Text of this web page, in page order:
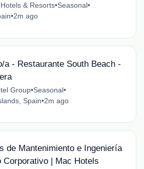
& Resorts•Seasonal•
•2m ago
a - Restaurante South Beach -
Group•Seasonal•
Spain•2m ago
de Mantenimiento e Ingeniería
Corporativo | Mac Hotels